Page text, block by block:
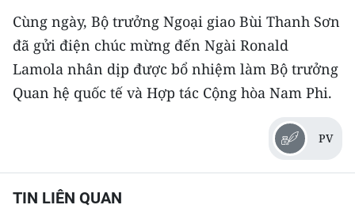
BẠN ĐỌC
KIỂM CHỨNG THÔNG TIN
TRI THỨC CHUYÊN SÂU
MỘT SẢN PHẨM
Cùng ngày, Bộ trưởng Ngoại giao Bùi Thanh Sơn
đã gửi điện chúc mừng đến Ngài Ronald
Lamola nhân dịp được bổ nhiệm làm Bộ trưởng
Quan hệ quốc tế và Hợp tác Cộng hòa Nam Phi.
PV
TIN LIÊN QUAN